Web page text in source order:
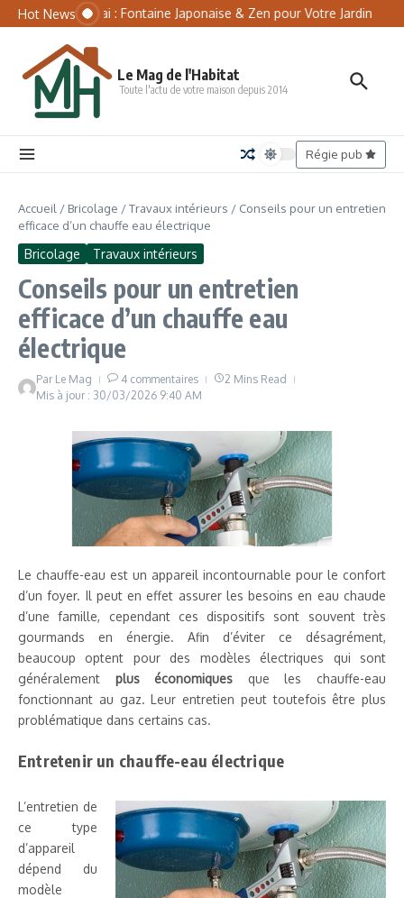
Aller au contenu
Hot NewsTsukubai : Fontaine Japonaise & Zen pour Votre Jardin
Le Mag de l'Habitat
Toute l'actu de votre maison depuis 2014
Régie pub
Accueil / Bricolage /Travaux intérieurs / Conseils pour un entretien
efficace d’un chauffe eau électrique
Bricolage Travaux intérieurs
Conseils pour un entretien
efficace d’un chauffe eau
électrique
Par Le Mag 4 commentaires
2 Mins Read
Mis à jour : 30/03/2026 9:40 AM
Le chauffe-eau est un appareil incontournable pour le confort
d’un foyer. Il peut en effet assurer les besoins en eau chaude
d’une famille, cependant ces dispositifs sont souvent très
gourmands en énergie. Afin d’éviter ce désagrément,
beaucoup optent pour des modèles électriques qui sont
généralement plus économiques que les chauffe-eau
fonctionnant au gaz. Leur entretien peut toutefois être plus
problématique dans certains cas.
Entretenir un chauffe-eau électrique
L’entretien de
ce type
d’appareil
dépend du
modèle
Panneau de gestion des cookies